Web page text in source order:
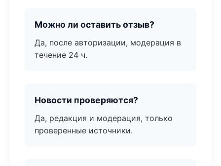
Можно ли оставить отзыв?
Да, после авторизации, модерация в
течение 24 ч.
Новости проверяются?
Да, редакция и модерация, только
проверенные источники.